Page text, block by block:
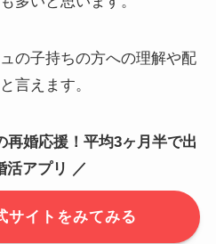
の子持ちの方への理解や配
言えます。
再婚応援！平均3ヶ月半で出
活アプリ ／
サイトをみてみる